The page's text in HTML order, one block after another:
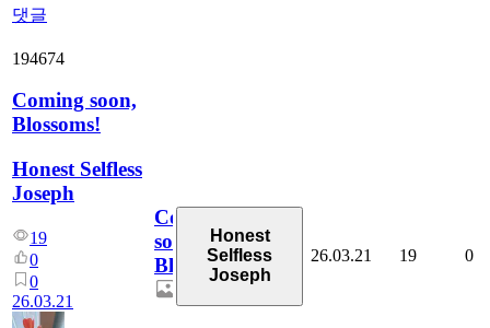
댓글
194674
Coming soon,
Blossoms!
Honest Selfless
Joseph
19
0
0
26.03.21
Coming
soon,
Blossoms!
Honest
Selfless
Joseph
26.03.21 19 0